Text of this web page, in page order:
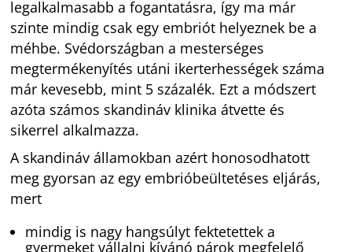
legalkalmasabb a fogantatásra, így ma már
szinte mindig csak egy embriót helyeznek be a
méhbe. Svédországban a mesterséges
megtermékenyítés utáni ikerterhességek száma
már kevesebb, mint 5 százalék. Ezt a módszert
azóta számos skandináv klinika átvette és
sikerrel alkalmazza.
A skandináv államokban azért honosodhatott
meg gyorsan az egy embrióbeültetéses eljárás,
mert
mindig is nagy hangsúlyt fektetettek a
gyermeket vállalni kívánó párok megfelelő